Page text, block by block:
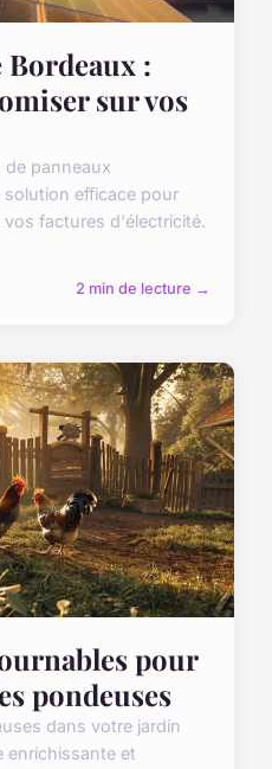
:
sur vos
de panneaux
efficace pour
factures d'électricité.
2 min de lecture →
pour
pondeuses
dans votre jardin
enrichissante et